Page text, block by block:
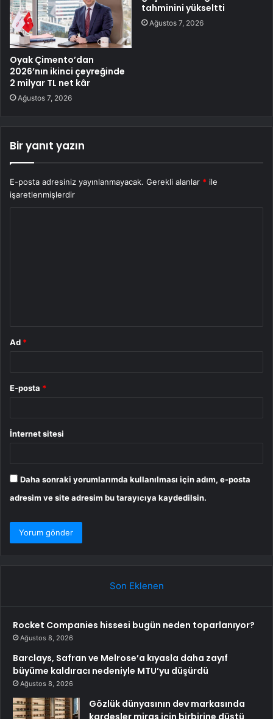
Oyak Çimento’dan
2026’nın ikinci çeyreğinde
2 milyar TL net kâr
Ağustos 7, 2026
tahminini yükseltti
Ağustos 7, 2026
Bir yanıt yazın
E-posta adresiniz yayınlanmayacak. Gerekli alanlar * ile
işaretlenmişlerdir
Ad *
E-posta *
İnternet sitesi
Daha sonraki yorumlarımda kullanılması için adım, e-posta
adresim ve site adresim bu tarayıcıya kaydedilsin.
Son Eklenen
Rocket Companies hissesi bugün neden toparlanıyor?
Ağustos 8, 2026
Barclays, Safran ve Melrose’a kıyasla daha zayıf
büyüme kaldıracı nedeniyle MTU’yu düşürdü
Ağustos 8, 2026
Gözlük dünyasının dev markasında
kardeşler miras için birbirine düştü